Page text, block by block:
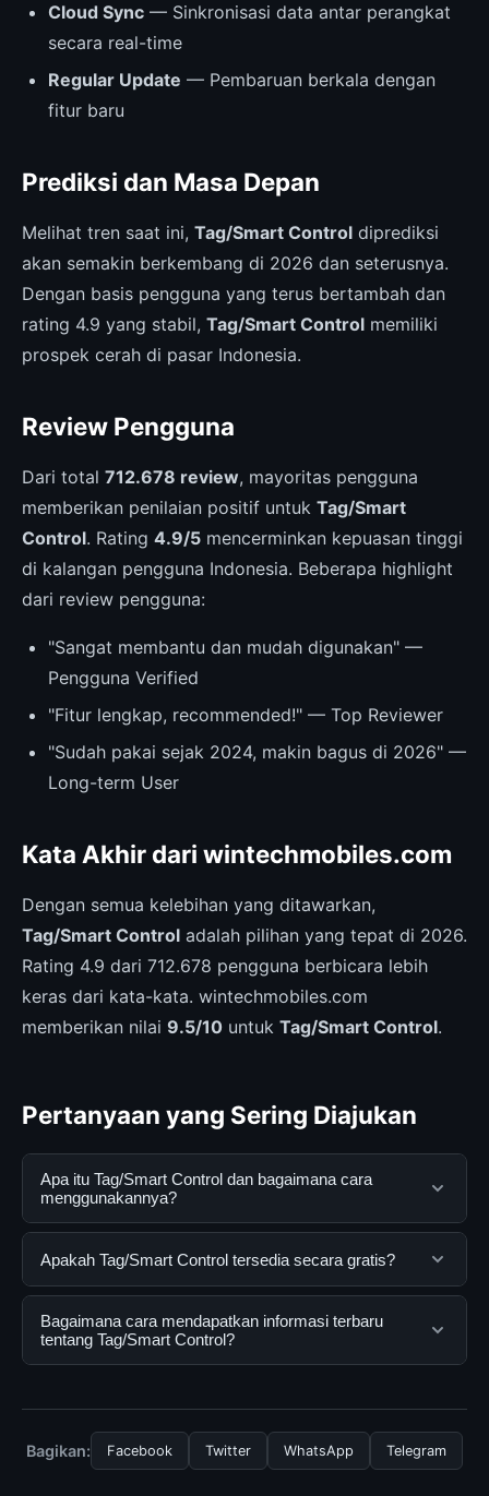
Cloud Sync — Sinkronisasi data antar perangkat
secara real-time
Regular Update — Pembaruan berkala dengan
fitur baru
Prediksi dan Masa Depan
Melihat tren saat ini, Tag/Smart Control diprediksi
akan semakin berkembang di 2026 dan seterusnya.
Dengan basis pengguna yang terus bertambah dan
rating 4.9 yang stabil, Tag/Smart Control memiliki
prospek cerah di pasar Indonesia.
Review Pengguna
Dari total 712.678 review, mayoritas pengguna
memberikan penilaian positif untuk Tag/Smart
Control. Rating 4.9/5 mencerminkan kepuasan tinggi
di kalangan pengguna Indonesia. Beberapa highlight
dari review pengguna:
"Sangat membantu dan mudah digunakan" —
Pengguna Verified
"Fitur lengkap, recommended!" — Top Reviewer
"Sudah pakai sejak 2024, makin bagus di 2026" —
Long-term User
Kata Akhir dari wintechmobiles.com
Dengan semua kelebihan yang ditawarkan,
Tag/Smart Control adalah pilihan yang tepat di 2026.
Rating 4.9 dari 712.678 pengguna berbicara lebih
keras dari kata-kata. wintechmobiles.com
memberikan nilai 9.5/10 untuk Tag/Smart Control.
Pertanyaan yang Sering Diajukan
Apa itu Tag/Smart Control dan bagaimana cara
menggunakannya?
Tag/Smart Control adalah layanan digital yang
informasi lengkap dan terpercaya. Anda dapat
menggunakannya dengan mengunjungi situs resmi dan
mengikuti panduan yang tersedia.
Apakah Tag/Smart Control tersedia secara gratis?
Ya, Tag/Smart Control dapat diakses secara gratis oleh
semua pengguna. Tidak ada biaya tersembunyi atau
langganan yang diperlukan untuk menggunakan layanan
Bagaimana cara mendapatkan informasi terbaru
tentang Tag/Smart Control?
resmi kami secara berkala. Kami selalu memperbarui
konten dengan informasi terkini dan terpercaya.
Bagikan: Facebook Twitter WhatsApp Telegram